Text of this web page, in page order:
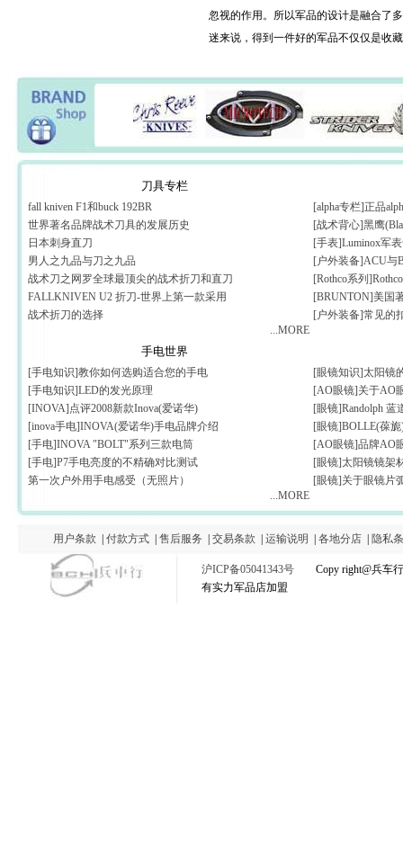
忽视的作用。所以军品的设计是融合了
迷来说，得到一件好的军品不仅仅是收
刀具专栏
fall kniven F1和buck 192BR
世界著名品牌战术刀具的发展历史
日本刺身直刀
男人之九品与刀之九品
战术刀之网罗全球最顶尖的战术折刀和直刀
FALLKNIVEN U2 折刀-世界上第一款采用
战术折刀的选择
...MORE
[alpha专栏]正品
[战术背心]黑鹰
[手表]Luminox军
[户外装备]ACU与
[Rothco系列
[BRUNTON]美国
[户外装备]常见的
手电世界
[手电知识]教你如何选购适合您的手电
[手电知识]LED的发光原理
[INOVA]点评2008新款Inova(爱诺华)
[inova手电]INOVA(爱诺华)手电品牌介绍
[手电]INOVA "BOLT"系列三款电筒
[手电]P7手电亮度的不精确对比测试
第一次户外用手电感受（无照片）
...MORE
[眼镜知识]太阳镜
[AO眼镜]关于AO
[眼镜]Randolph
[眼镜]BOLLE(葆
[AO眼镜]品牌AO
[眼镜]太阳镜镜架
[眼镜]关于眼镜片
用户条款 付款方式 售后服务 交易条款 运输说明 各地分店 隐私
沪ICP备05041343号 Copy right@兵车行
有实力军品店加盟